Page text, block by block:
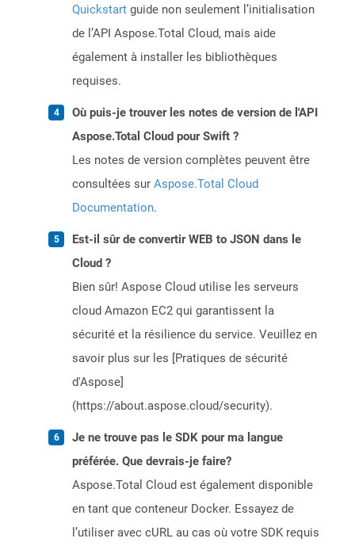
Quickstart guide non seulement l’initialisation
de l’API Aspose.Total Cloud, mais aide
également à installer les bibliothèques
requises.
Où puis-je trouver les notes de version de l'API
Aspose.Total Cloud pour Swift ?
Les notes de version complètes peuvent être
consultées sur Aspose.Total Cloud
Documentation.
Est-il sûr de convertir WEB to JSON dans le
Cloud ?
Bien sûr! Aspose Cloud utilise les serveurs
cloud Amazon EC2 qui garantissent la
sécurité et la résilience du service. Veuillez en
savoir plus sur les [Pratiques de sécurité
d'Aspose]
(https://about.aspose.cloud/security).
Je ne trouve pas le SDK pour ma langue
préférée. Que devrais-je faire?
Aspose.Total Cloud est également disponible
en tant que conteneur Docker. Essayez de
l’utiliser avec cURL au cas où votre SDK requis